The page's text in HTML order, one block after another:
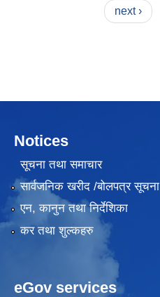
next ›
Notices
सूचना तथा समाचार
सार्वजनिक खरीद /बोलपत्र सूचना
एन, कानुन तथा निर्देशिका
कर तथा शुल्कहरु
eGov services